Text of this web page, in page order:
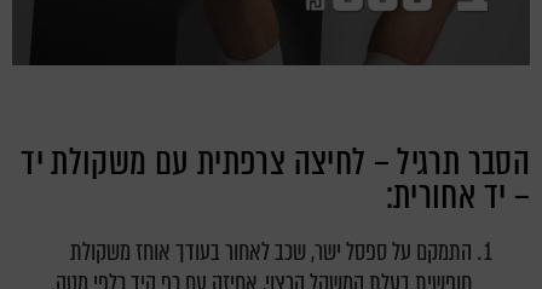
הסבר תרגיל – לחיצה צרפתית עם משקולת יד
– יד אחורית:
התמקם על ספסל ישר, שכב לאחור בעודך אוחז משקולת